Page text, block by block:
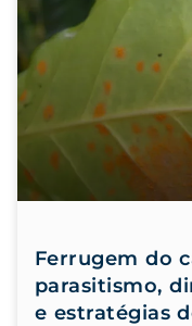
Ferrugem do
parasitismo,
e estratégias